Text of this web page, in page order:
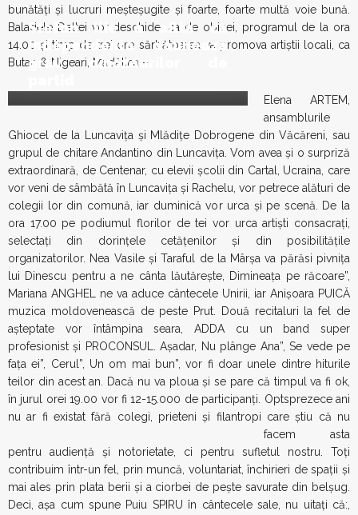
bunătăți și lucruri meșteșugite și foarte, foarte multă voie bună.
Baladele Deltei vor deschide, ca de obicei, programul de la ora
14.00 și timp de trei ore sărbătoarea va promova artiştii locali, ca
Butan & Nigeari, Madălina –
Stefan Ilie a aflta ca
Independenta dauneaza
grav dinozaurilor de
Elena ARTEM,
ansamblurile
Ghiocel de la Luncavița și Mlădițe Dobrogene din Văcăreni, sau
grupul de chitare Andantino din Luncavița. Vom avea și o surpriză
extraordinară, de Centenar, cu elevii școlii din Cartal, Ucraina, care
vor veni de sâmbătă în Luncavița și Rachelu, vor petrece alături de
colegii lor din comună, iar duminică vor urca și pe scenă. De la
ora 17.00 pe podiumul florilor de tei vor urca artiști consacrați,
selectați din dorințele cetățenilor și din posibilitățile
organizatorilor. Nea Vasile și Taraful de la Mârșa va părăsi pivnița
lui Dinescu pentru a ne cânta lăutărește, Dimineața pe răcoare”,
Mariana ANGHEL ne va aduce cântecele Unirii, iar Anișoara PUICĂ
muzica moldovenească de peste Prut. Două recitaluri la fel de
așteptate vor întâmpina seara, ADDA cu un band super
profesionist și PROCONSUL. Așadar, Nu plânge Ana”, Se vede pe
fața ei”, Cerul”, Un om mai bun”, vor fi doar unele dintre hiturile
teilor din acest an. Dacă nu va ploua și se pare că timpul va fi ok,
în jurul orei 19.00 vor fi 12-15.000 de participanți. Optsprezece ani
nu ar fi existat fără colegi, prieteni și filantropi care știu că nu
facem asta
pentru audiență și notorietate, ci pentru sufletul nostru. Toți
contribuim într-un fel, prin muncă, voluntariat, închirieri de spații și
mai ales prin plata berii și a ciorbei de pește savurate din belșug.
Deci, așa cum spune Puiu SPIRU în cântecele sale, nu uitați că:,